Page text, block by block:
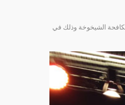
الشيخوخة وذلك في